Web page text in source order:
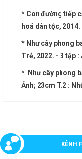
* Con đường tiếp
hoá dân tộc,
* Như cây phong
Trẻ, 2022. - 3 tập
* Như cây phong
Ảnh; 23cm T.2 :
KÊNH